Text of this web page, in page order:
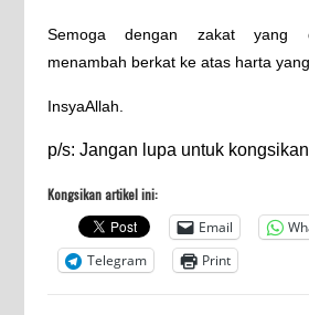
Semoga dengan zakat yang
menambah berkat ke atas harta
InsyaAllah.
p/s: Jangan lupa untuk
Kongsikan artikel ini:
Email
Telegram
Print